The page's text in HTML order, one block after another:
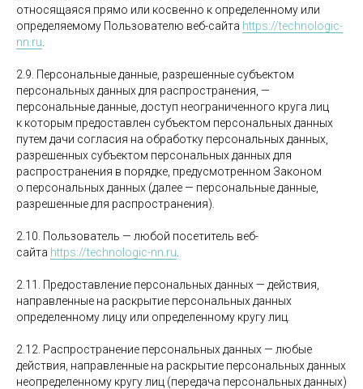
относящаяся прямо или косвенно к определенному или
определяемому Пользователю веб-сайта https://technologic-
nn.ru
2.9. Персональные данные, разрешенные субъектом
персональных данных для распространения, —
персональные данные, доступ неограниченного круга лиц
к которым предоставлен субъектом персональных данных
путем дачи согласия на обработку персональных данных,
разрешенных субъектом персональных данных для
распространения в порядке, предусмотренном Законом
о персональных данных (далее — персональные данные,
разрешенные для распространения).
2.10. Пользователь — любой посетитель веб-
сайта https://technologic-nn.ru
2.11. Предоставление персональных данных — действия,
направленные на раскрытие персональных данных
определенному лицу или определенному кругу лиц.
2.12. Распространение персональных данных — любые
действия, направленные на раскрытие персональных данных
неопределенному кругу лиц (передача персональных данных)